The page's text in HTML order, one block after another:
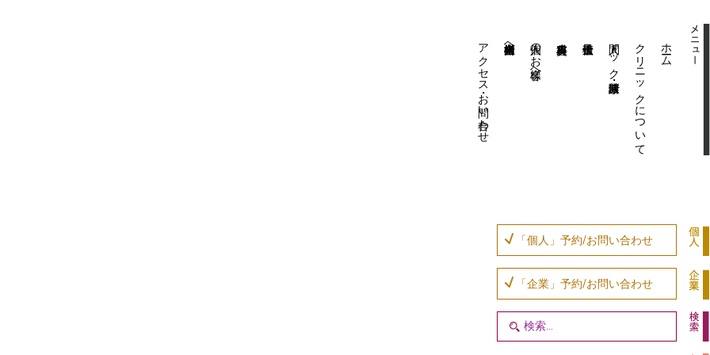
アクセス・お問い合わせ 企業内担当者様へ 個人のお客様へ 人間ドック・健康診断 クリニックについて ホーム
「個人」予約/お問い合わせ
「企業」予約/お問い合わせ